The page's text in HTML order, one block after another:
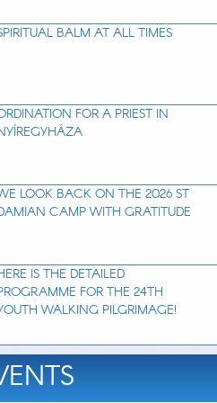
BALM AT ALL TIMES
FOR A PRIEST IN
LOOK BACK ON THE 2026 ST
CAMP WITH GRATITUDE
IS THE DETAILED
FOR THE 24TH
WALKING PILGRIMAGE!